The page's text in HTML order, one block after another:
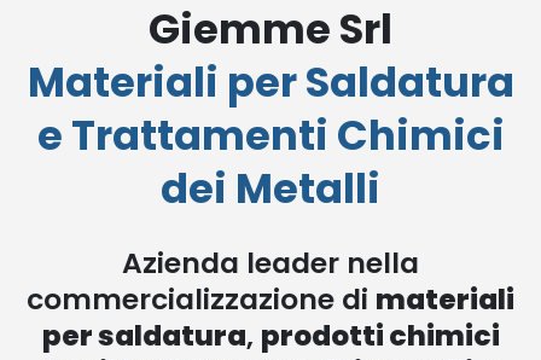
Giemme Srl
Materiali per Saldatura
e Trattamenti Chimici
dei Metalli
Azienda leader nella
commercializzazione di materiali
per saldatura, prodotti chimici